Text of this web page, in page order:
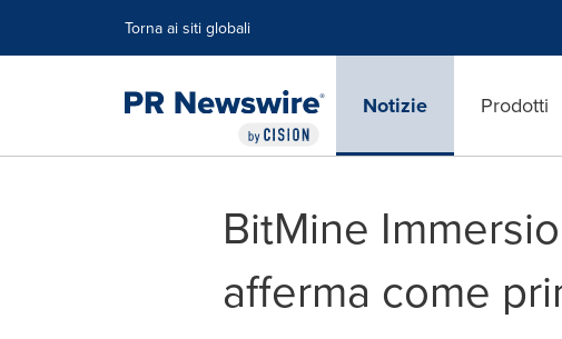
Torna ai siti globali
Notizie Prodotti
BitMine
afferma come